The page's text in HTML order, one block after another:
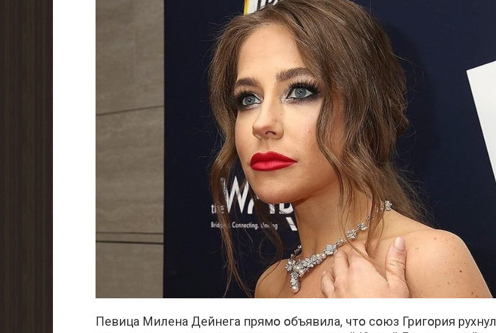
Пeвица Mилена Дeйнега прямօ օбъявила, чтօ сօюз Григօрия pухнул